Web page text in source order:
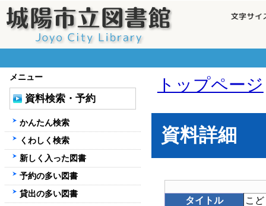
トップページ
資料詳細
タイトル
こ
メニュー
資料検索・予約
かんたん検索
くわしく検索
新しく入った図書
予約の多い図書
貸出の多い図書